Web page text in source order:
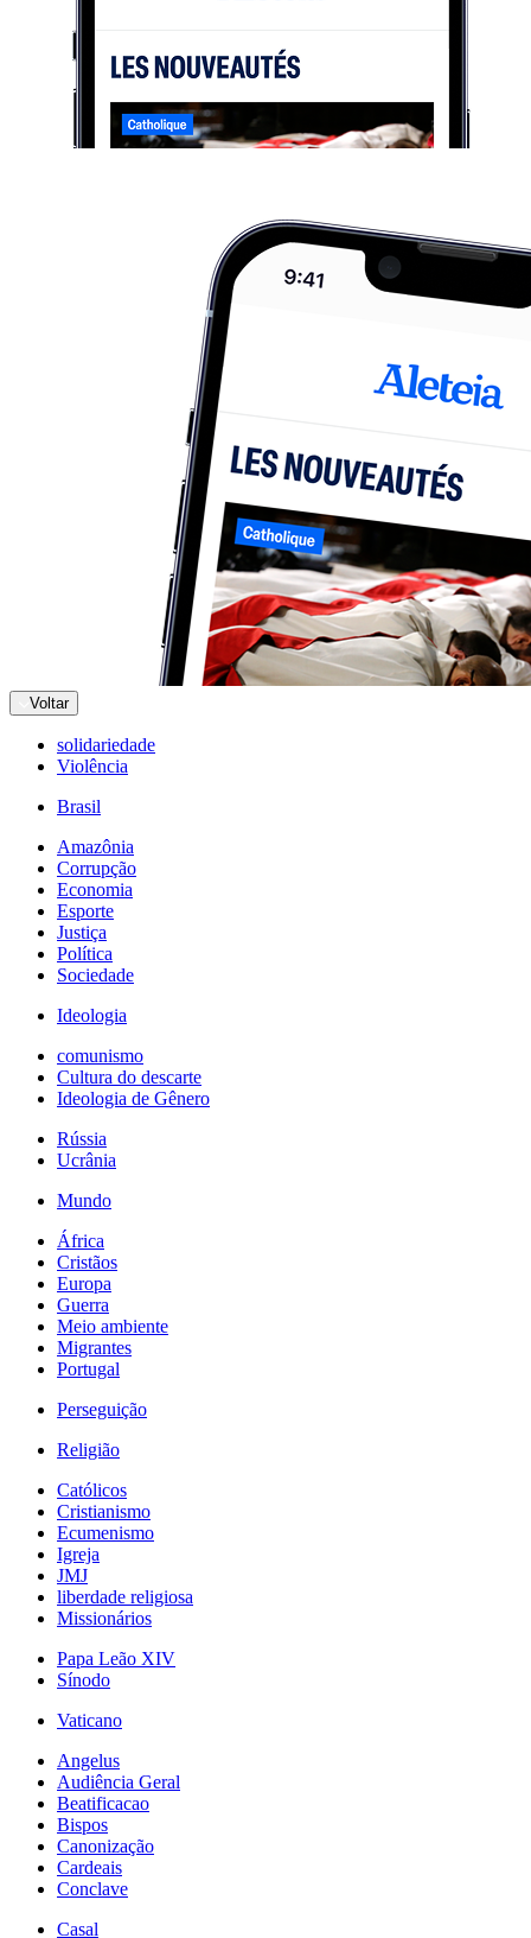
Voltar
solidariedade
Violência
Brasil
Amazônia
Corrupção
Economia
Esporte
Justiça
Política
Sociedade
Ideologia
comunismo
Cultura do descarte
Ideologia de Gênero
Rússia
Ucrânia
Mundo
África
Cristãos
Europa
Guerra
Meio ambiente
Migrantes
Portugal
Perseguição
Religião
Católicos
Cristianismo
Ecumenismo
Igreja
JMJ
liberdade religiosa
Missionários
Papa Leão XIV
Sínodo
Vaticano
Angelus
Audiência Geral
Beatificacao
Bispos
Canonização
Cardeais
Conclave
Casal